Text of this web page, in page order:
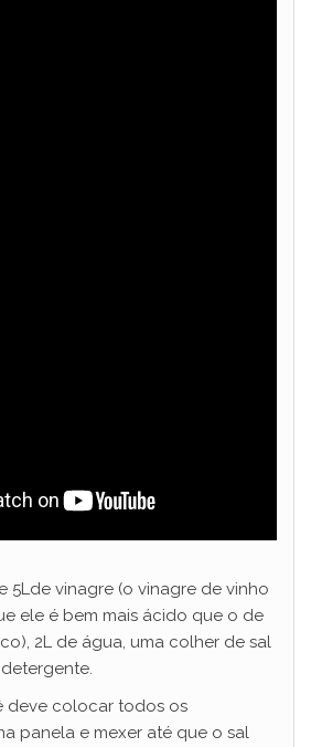
5Lde vinagre (o vinagre de vinho
ele é bem mais ácido que o de
2L de água, uma colher de sal
deve colocar todos os
panela e mexer até que o sal